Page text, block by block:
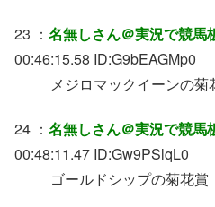
23 ： 名無しさん＠実況で競馬
00:46:15.58 ID:G9bEAGMp0
メジロマックイーンの菊
24 ： 名無しさん＠実況で競馬
00:48:11.47 ID:Gw9PSlqL0
ゴールドシップの菊花賞